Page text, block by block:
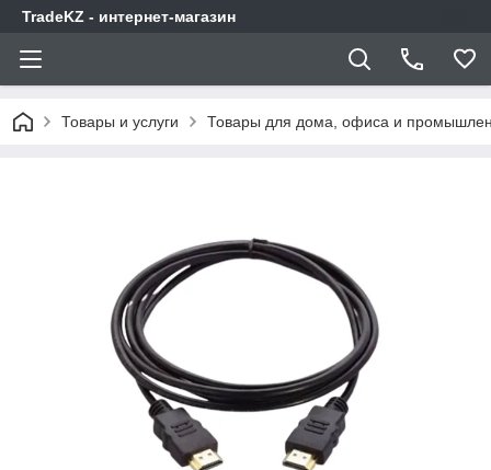
TradeKZ - интернет-магазин
Товары и услуги Товары для дома, офиса и